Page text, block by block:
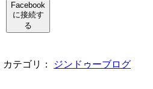
Facebook
に接続す
る
カテゴリ： ジンドゥーブログ